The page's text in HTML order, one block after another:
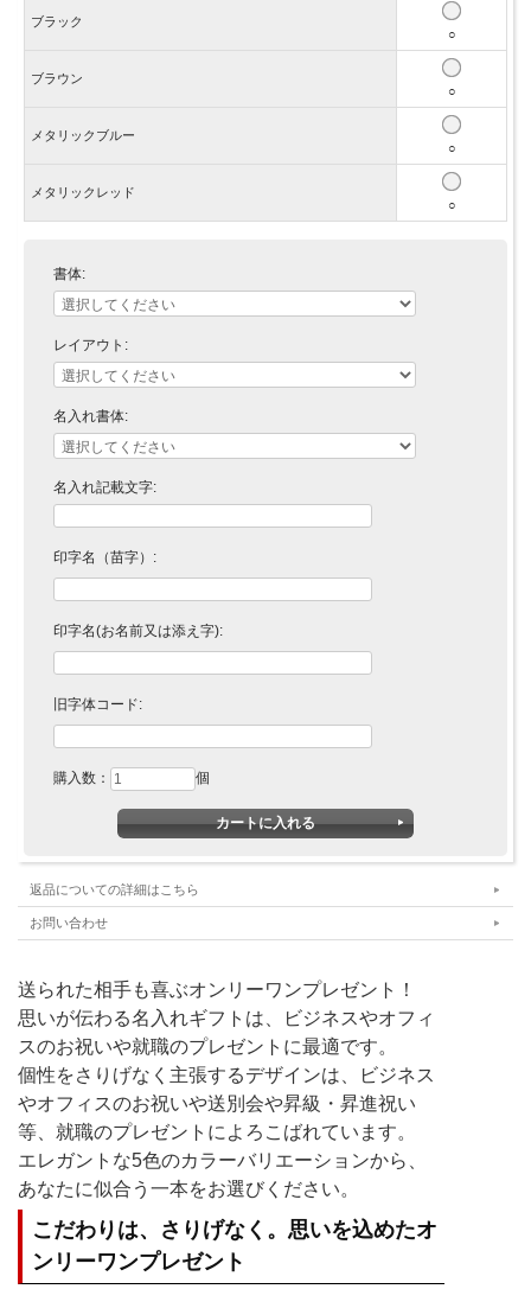
ブラック
○
ブラウン
○
メタリックブルー
○
メタリックレッド
○
書体:
レイアウト:
名入れ書体:
名入れ記載文字:
印字名（苗字）:
印字名(お名前又は添え字):
旧字体コード:
購入数： 個
返品についての詳細はこちら
お問い合わせ
送られた相手も喜ぶオンリーワンプレゼント！
思いが伝わる名入れギフトは、ビジネスやオフィ
スのお祝いや就職のプレゼントに最適です。
個性をさりげなく主張するデザインは、ビジネス
やオフィスのお祝いや送別会や昇級・昇進祝い
等、就職のプレゼントによろこばれています。
エレガントな5色のカラーバリエーションから、
あなたに似合う一本をお選びください。
こだわりは、さりげなく。思いを込めたオ
ンリーワンプレゼント